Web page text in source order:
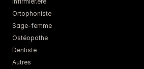
Ortophoniste
Sage-femme
Ostéopathe
Dentiste
Autres